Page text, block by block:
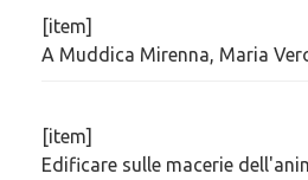
[item]
A Muddica Mirenna, Maria
[item]
Edificare sulle macerie